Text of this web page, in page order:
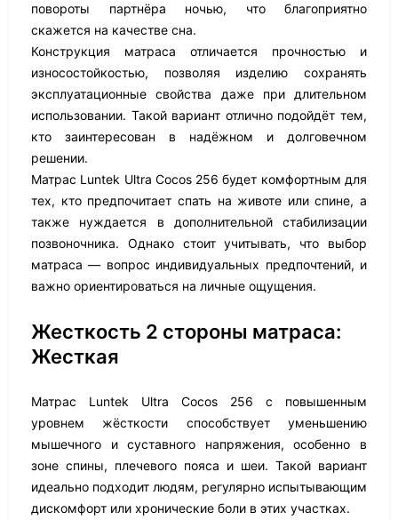
повороты партнёра ночью, что благоприятно
скажется на качестве сна.
Конструкция матраса отличается прочностью и
износостойкостью, позволяя изделию сохранять
эксплуатационные свойства даже при длительном
использовании. Такой вариант отлично подойдёт тем,
кто заинтересован в надёжном и долговечном
решении.
Матрас Luntek Ultra Cocos 256 будет комфортным для
тех, кто предпочитает спать на животе или спине, а
также нуждается в дополнительной стабилизации
позвоночника. Однако стоит учитывать, что выбор
матраса — вопрос индивидуальных предпочтений, и
важно ориентироваться на личные ощущения.
Жесткость 2 стороны матраса:
Жесткая
Матрас Luntek Ultra Cocos 256 с повышенным
уровнем жёсткости способствует уменьшению
мышечного и суставного напряжения, особенно в
зоне спины, плечевого пояса и шеи. Такой вариант
идеально подходит людям, регулярно испытывающим
дискомфорт или хронические боли в этих участках.